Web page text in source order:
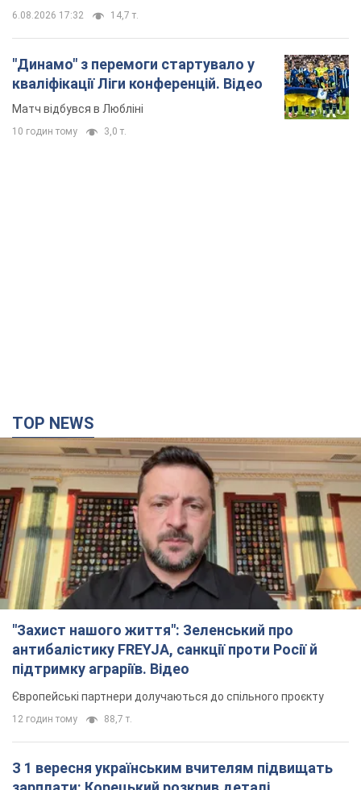
6.08.2026 17:32 14,7 т.
"Динамо" з перемоги стартувало у
кваліфікації Ліги конференцій. Відео
Матч відбувся в Любліні
10 годин тому 3,0 т.
TOP NEWS
"Захист нашого життя": Зеленський про
антибалістику FREYJA, санкції проти Росії й
підтримку аграріїв. Відео
Європейські партнери долучаються до спільного проєкту
12 годин тому 88,7 т.
З 1 вересня українським вчителям підвищать